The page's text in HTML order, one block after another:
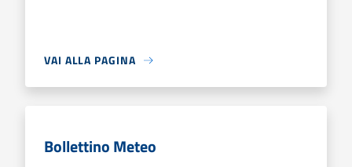
VAI ALLA PAGINA
Bollettino Meteo